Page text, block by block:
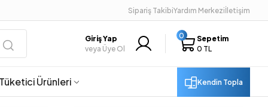
Sipariş TakibiYardım Merkeziİletişim
Giriş Yap
veya Üye Ol
0
Sepetim
0 TL
Tüketici Ürünleri Kendin Topla